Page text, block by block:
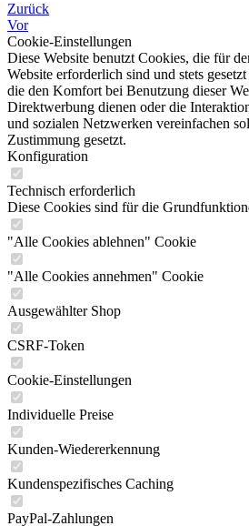
Zurück
Vor
Cookie-Einstellungen
Diese Website benutzt Cookies, die für
Website erforderlich sind und stets
die den Komfort bei Benutzung dieser
Direktwerbung dienen oder die
und sozialen Netzwerken vereinfachen
Zustimmung gesetzt.
Konfiguration
Technisch erforderlich
Diese Cookies sind für die
"Alle Cookies ablehnen" Cookie
"Alle Cookies annehmen" Cookie
Ausgewählter Shop
CSRF-Token
Cookie-Einstellungen
Individuelle Preise
Kunden-Wiedererkennung
Kundenspezifisches Caching
PayPal-Zahlungen